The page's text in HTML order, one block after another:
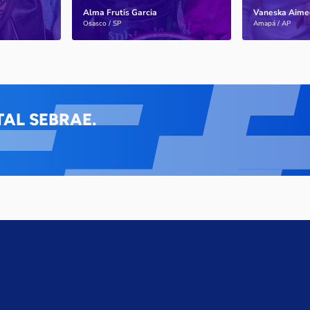
Alma Frutis Garcia
Osasco / SP
Saiba mais
Vaneska
Amapá / AP
Saiba mais
SEBRAE.